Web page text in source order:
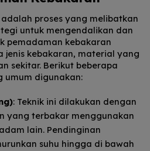
proses yang melibatkan
untuk mengendalikan dan
pemadaman kebakaran
jenis kebakaran, material yang
sekitar. Berikut beberapa
umum digunakan:
: Teknik ini dilakukan dengan
yang terbakar menggunakan
lain. Pendinginan
suhu hingga di bawah